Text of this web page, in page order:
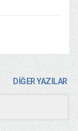
DİĞER YAZILAR